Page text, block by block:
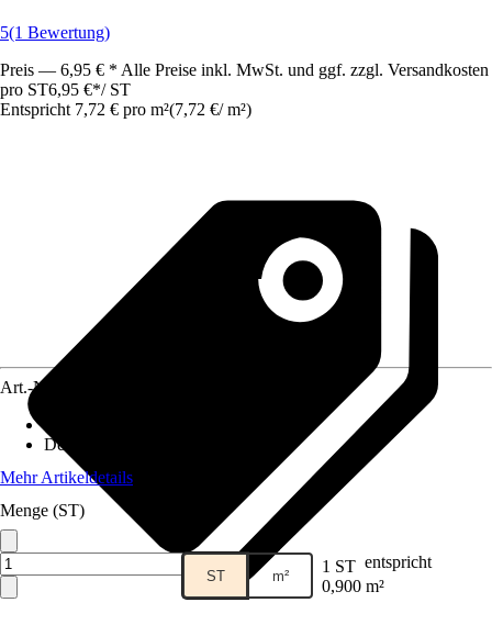
5(1 Bewertung)
Preis — 6,95 € * Alle Preise inkl. MwSt. und ggf. zzgl. Versandkosten
pro ST6,95 €*/ ST
Entspricht 7,72 € pro m²(7,72 €/ m²)
Art.-Nr.
Dekoroptik
Mehr Artikeldetails
Menge (ST)
ST m² 1 ST entspricht
0,900 m²